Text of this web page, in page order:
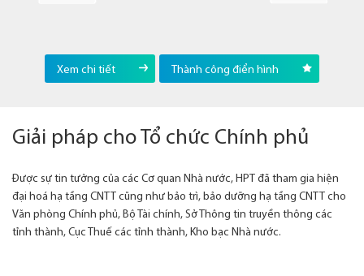
Xem chi tiết Thành công điển hình
Giải pháp cho Tổ chức Chính phủ
Được sự tin tưởng của các Cơ quan Nhà nước, HPT đã tham gia hiện
đại hoá hạ tầng CNTT cũng như bảo trì, bảo dưỡng hạ tầng CNTT cho
Văn phòng Chính phủ, Bộ Tài chính, Sở Thông tin truyền thông các
tỉnh thành, Cục Thuế các tỉnh thành, Kho bạc Nhà nước.